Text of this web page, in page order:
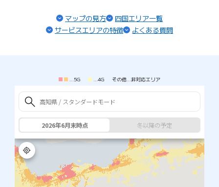
マップの見方
四国エリア一覧
サービスエリアの特徴
よくある質問
5G 4G その他 非対応エリア